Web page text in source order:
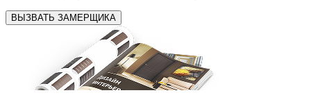
ВЫЗВАТЬ ЗАМЕРЩИКА